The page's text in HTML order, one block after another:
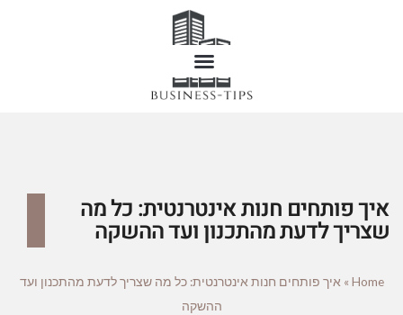
איך פותחים חנות אינטרנטית: כל מה
שצריך לדעת מהתכנון ועד ההשקה
Home
» איך פותחים חנות אינטרנטית: כל מה שצריך לדעת מהתכנון ועד
ההשקה